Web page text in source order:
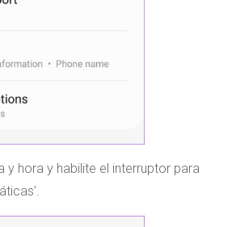
y hora y habilite el interruptor para